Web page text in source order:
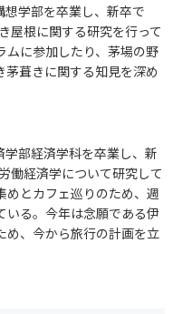
学部を卒業し、新卒で
屋根に関する研究を行って
ムに参加したり、茅場の野
葺きに関する知見を深め
部経済学科を卒業し、新
働経済学について研究して
めとカフェ巡りのため、週
いる。今年は念願である伊
め、今から旅行の計画を立